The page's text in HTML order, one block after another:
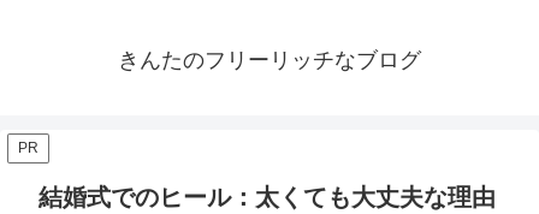
きんたのフリーリッチなブログ
PR
結婚式でのヒール：太くても大丈夫な理由